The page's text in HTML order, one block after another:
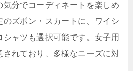
気分でコーディネートを楽しめ
のズボン・スカートに、ワイシ
シャツも選択可能です。女子用
されており、多様なニーズに対